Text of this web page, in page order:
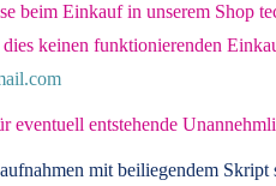
beim Einkauf in unserem Shop
keinen funktionierenden
eventuell entstehende
mit beiliegendem Skript